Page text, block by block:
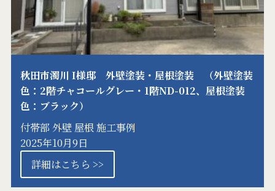
秋田市濁川 I様邸 外壁塗装・屋根塗装 （外壁塗装
色：2階チャコールグレー・1階ND-012、屋根塗装
色：ブラック）
付帯部 外壁 屋根 施工事例
2025年10月9日
詳細はこちら >>